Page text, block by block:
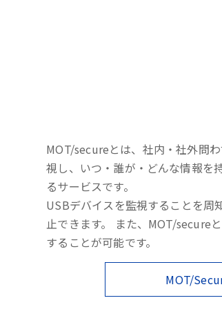
MOT/secureとは、社内・社外問
視し、いつ・誰が・どんな情報を
るサービスです。
USBデバイスを監視することを周
止できます。 また、MOT/secure
することが可能です。
MOT/